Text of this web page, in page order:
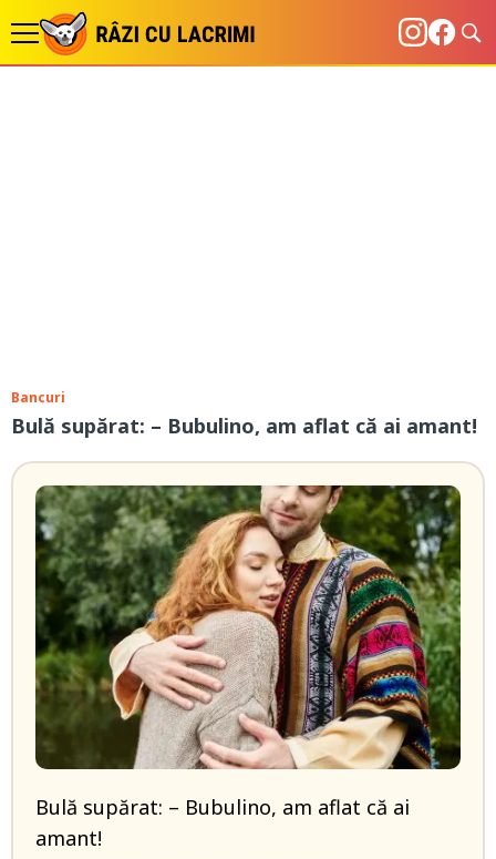
Bancuri
Bulă supărat: – Bubulino, am aflat că ai amant!
Bulă supărat: – Bubulino, am aflat că ai
amant!